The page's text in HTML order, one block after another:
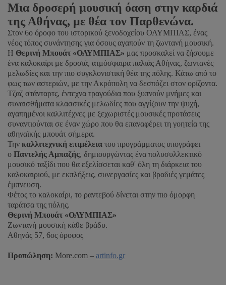
Μια δροσερή μουσική όαση στην καρδιά
της Αθήνας, με θέα τον Παρθενώνα.
Στον 6ο όροφο του ιστορικού ξενοδοχείου ΟΛΥΜΠΙΑΣ, ένας
νέος τόπος συνάντησης για όσους αγαπούν τη ζωντανή μουσική.
Η Θερινή Μπουάτ «ΟΛΥΜΠΙΑΣ» μας προσκαλεί να ζήσουμε
ένα καλοκαίρι με δροσιά, ατμόσφαιρα παλιάς Αθήνας, ζωντανές
μελωδίες και την πιο συγκλονιστική θέα της πόλης. Κάτω από το
φως των αστεριών, με την Ακρόπολη να δεσπόζει στον ορίζοντα.
Τζαζ στάνταρτς, έντεχνα τραγούδια που ξυπνούν μνήμες και
συναισθήματα κλασσικές μελωδίες που αγγίζουν την ψυχή,
αγαπημένοι καλλιτέχνες με ξεχωριστές μουσικές προτάσεις
συναντιούνται σε έναν χώρο που θα επαναφέρει τη γοητεία της
αθηναϊκής μπουάτ σήμερα.
Την καλλιτεχνική επιμέλεια του προγράμματος υπογράφει
ο Παντελής Αμπαζής, δημιουργώντας ένα πολυσυλλεκτικό
μουσικό ταξίδι που θα εξελίσσεται καθ' όλη τη διάρκεια του
καλοκαιριού, με εκπλήξεις, συνεργασίες και βραδιές γεμάτες
έμπνευση.
Φέτος το καλοκαίρι, το ραντεβού δίνεται στην πιο όμορφη
ταράτσα της πόλης.
Θερινή Μπουάτ «ΟΛΥΜΠΙΑΣ»
Ζωντανή μουσική κάθε βράδυ.
Αθηνάς 57, 6ος όροφος
Προπώληση: More.com – artinfo.gr